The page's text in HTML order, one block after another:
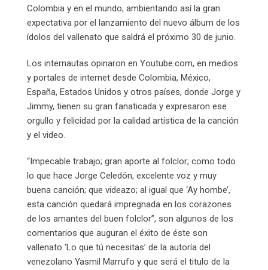
Colombia y en el mundo, ambientando así la gran
expectativa por el lanzamiento del nuevo álbum de los
ídolos del vallenato que saldrá el próximo 30 de junio.
Los internautas opinaron en Youtube.com, en medios
y portales de internet desde Colombia, México,
España, Estados Unidos y otros países, donde Jorge y
Jimmy, tienen su gran fanaticada y expresaron ese
orgullo y felicidad por la calidad artística de la canción
y el video.
“Impecable trabajo; gran aporte al folclor; como todo
lo que hace Jorge Celedón, excelente voz y muy
buena canción; que videazo; al igual que ‘Ay hombe’,
esta canción quedará impregnada en los corazones
de los amantes del buen folclor”, son algunos de los
comentarios que auguran el éxito de éste son
vallenato ‘Lo que tú necesitas’ de la autoría del
venezolano Yasmil Marrufo y que será el titulo de la